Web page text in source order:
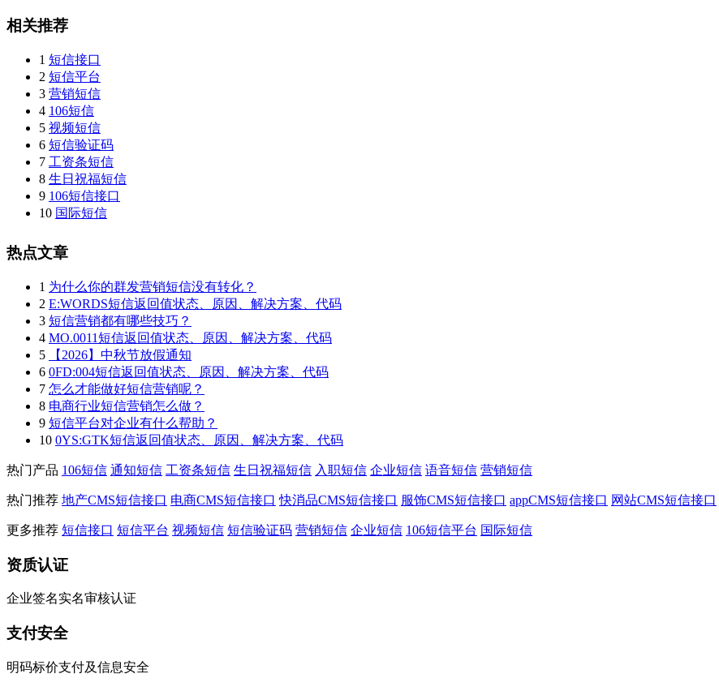
相关推荐
1 短信接口
2 短信平台
3 营销短信
4 106短信
5 视频短信
6 短信验证码
7 工资条短信
8 生日祝福短信
9 106短信接口
10 国际短信
热点文章
1 为什么你的群发营销短信没有转化？
2 E:WORDS短信返回值状态、原因、解决方案、代码
3 短信营销都有哪些技巧？
4 MO.0011短信返回值状态、原因、解决方案、代码
5
【2026】中秋节放假通知
6 0FD:004短信返回值状态、原因、解决方案、代码
7 怎么才能做好短信营销呢？
8 电商行业短信营销怎么做？
9 短信平台对企业有什么帮助？
10 0YS:GTK短信返回值状态、原因、解决方案、代码
热门产品 106短信 通知短信 工资条短信 生日祝福短信 入职短信 企业短信 语音短信 营销短信
热门推荐 地产CMS短信接口 电商CMS短信接口 快消品CMS短信接口 服饰CMS短信接口 appCMS短信接口 网站CMS短信接口
更多推荐 短信接口 短信平台 视频短信 短信验证码 营销短信 企业短信 106短信平台 国际短信
资质认证
企业签名实名审核认证
支付安全
明码标价支付及信息安全